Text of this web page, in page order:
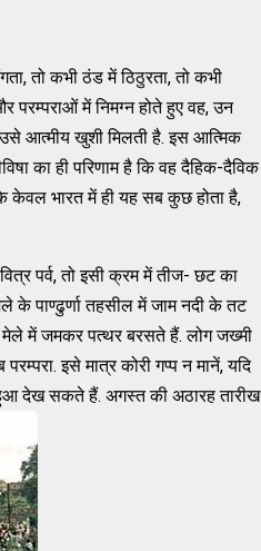
तो कभी ठंड में ठिठुरता, तो कभी
परम्पराओं में निमग्न होते हुए वह, उन
आत्मीय खुशी मिलती है. इस आत्मिक
का ही परिणाम है कि वह दैहिक-दैविक
केवल भारत में ही यह सब कुछ होता है,
पर्व, तो इसी क्रम में तीज- छट का
के पाण्ढुर्णा तहसील में जाम नदी के तट
मेले में जमकर पत्थर बरसते हैं. लोग जख्मी
इसे मात्र कोरी गप्प न मानें, यदि
देख सकते हैं. अगस्त की अठारह तारीख